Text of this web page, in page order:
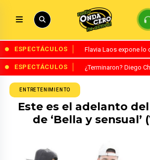
ESPECTÁCULOS Flavia Laos expone lo
ESPECTÁCULOS ¿Terminaron? Diego
ENTRETENIMIENTO
Este es el adelanto
de ‘Bella y sensual’